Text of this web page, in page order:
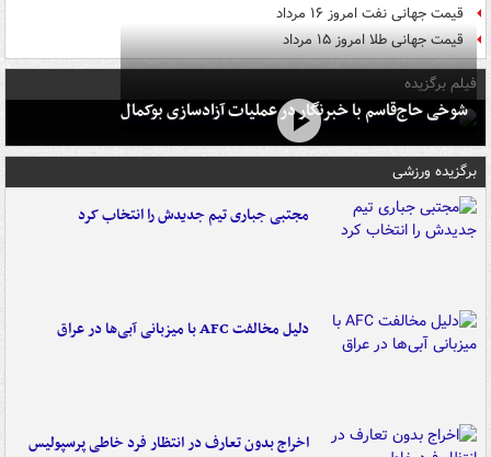
قیمت جهانی نفت امروز ۱۶ مرداد
قیمت جهانی طلا امروز ۱۵ مرداد
فیلم برگزیده
شوخی حاج‌قاسم با خبرنگار در عملیات آزادسازی بوکمال
برگزیده ورزشی
مجتبی جباری تیم جدیدش را انتخاب کرد
دلیل مخالفت AFC با میزبانی آبی‌ها در عراق
اخراج بدون تعارف در انتظار فرد خاطی پرسپولیس